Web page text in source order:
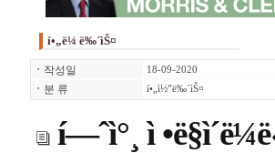
í•„ë¼ ë‰´ìŠ¤
ㆍ 작성일 18-09-2020
ㆍ 분 류 í•„ì½”ë‰´ìŠ¤
í—ˆì°¸ ì